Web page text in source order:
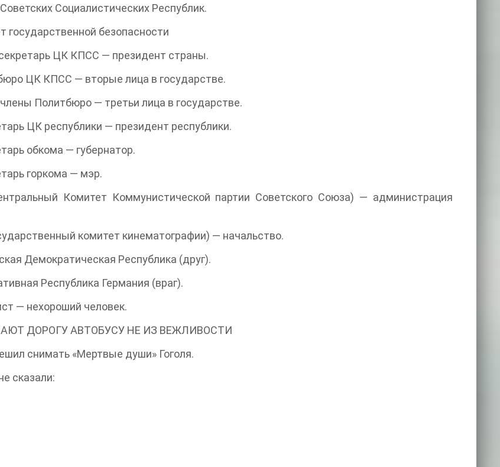
Социалистических Республик.
государственной безопасности
ЦК КПСС — президент страны.
ЦК КПСС — вторые лица в государстве.
Политбюро — третьи лица в государстве.
ЦК республики — президент республики.
обкома — губернатор.
горкома — мэр.
Комитет Коммунистической партии Советского Союза) — администрация
комитет кинематографии) — начальство.
Демократическая Республика (друг).
Республика Германия (враг).
— нехороший человек.
ДОРОГУ АВТОБУСУ НЕ ИЗ ВЕЖЛИВОСТИ
снимать «Мертвые души» Гоголя.
сказали: